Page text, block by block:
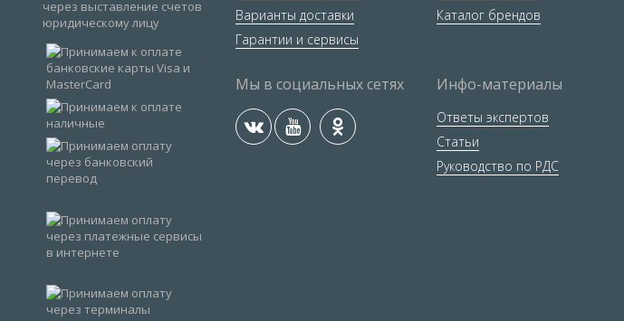
Варианты доставки
Гарантии и сервисы
Каталог брендов
Мы в социальных сетях Инфо-материалы
Ответы экспертов
Статьи
Руководство по РДС